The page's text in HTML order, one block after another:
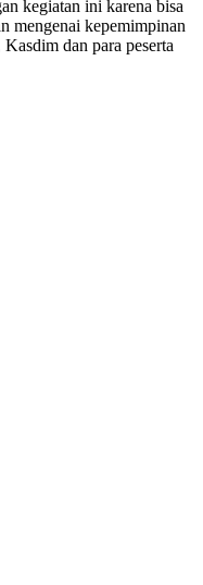
kegiatan ini karena bisa
mengenai kepemimpinan
dan para peserta